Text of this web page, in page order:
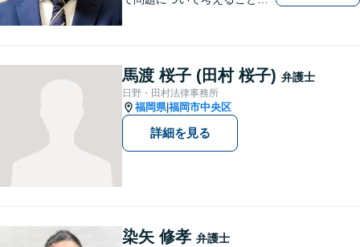
あらゆる問題解決に精通。
【電話相談可】
馬渡 桜子 (田村 桜子) 弁護士
日野・田村法律事務所
福岡県|福岡市中央区
詳細を見る
染矢 修孝 弁護士